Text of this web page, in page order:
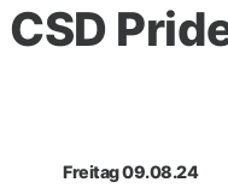
CSD
Freitag 09.08.24